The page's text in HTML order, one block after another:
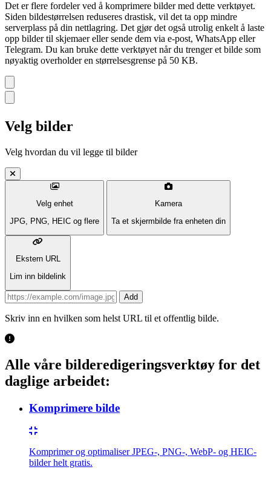
Det er flere fordeler ved å komprimere bilder med dette verktøyet.
Siden bildestørrelsen reduseres drastisk, vil det ta opp mindre
serverplass på din nettlagring. Det gjør det også utrolig enkelt å laste
opp bilder til skjemaer eller sende dem via e-post, WhatsApp eller
Telegram. Du kan bruke dette verktøyet når du trenger et bilde som
nøyaktig overholder en størrelsesgrense på 50 KB.
Velg bilder
Velg hvordan du vil legge til bilder
Velg enhet
JPG, PNG, HEIC og flere
Kamera
Ta et skjermbilde fra enheten din
Ekstern URL
Lim inn bildelink
Add
Skriv inn en hvilken som helst URL til et offentlig bilde.
Alle våre bilderedigeringsverktøy for det
daglige arbeidet:
Komprimere bilde
Komprimer og optimaliser JPEG-, PNG-, WebP- og HEIC-
bilder helt gratis.